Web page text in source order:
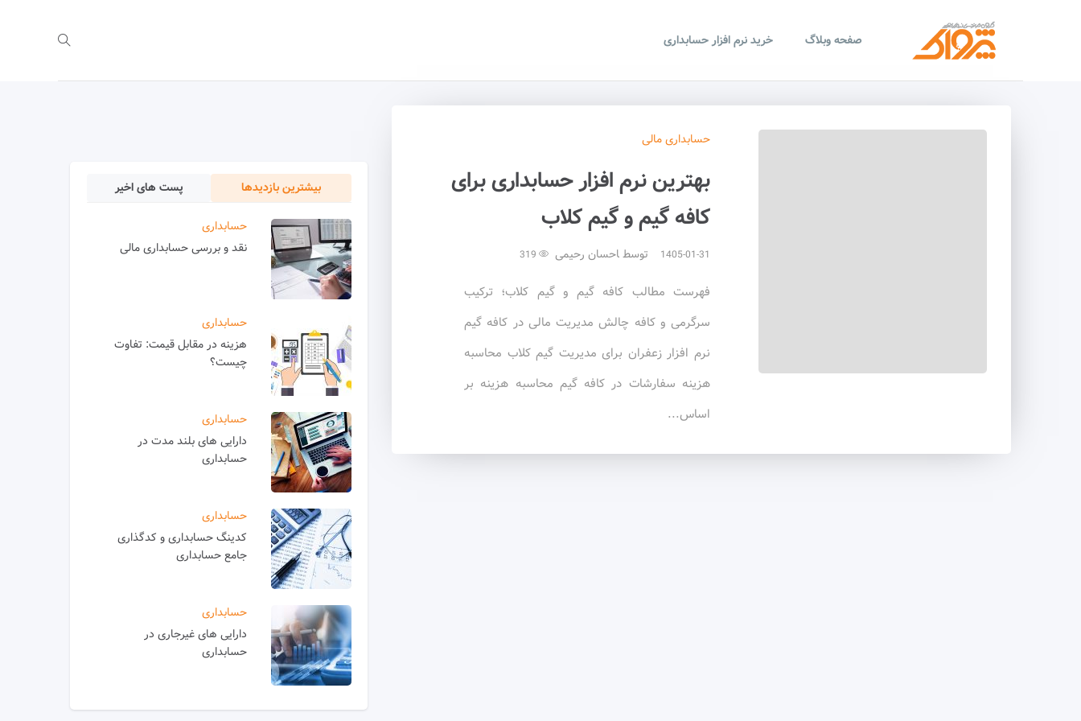
صفحه وبلاگ خرید نرم افزار حسابداری
حسابداریمالی
بهترین نرم افزار حسابداری برای
کافه گیم و گیم کلاب
1405-01-31 توسط احسان رحیمی
فهرست مطالب کافه گیم و گیم کلاب؛ ترکیب
سرگرمی و کافه چالش مدیریت مالی در کافه گیم
نرم افزار زعفران برای مدیریت گیم کلاب محاسبه
هزینه سفارشات در کافه گیم محاسبه هزینه بر
اساس...
بیشترین بازدیدها پست های اخیر
حسابداری
نقد و بررسی حسابداری مالی
حسابداری
هزینه در مقابل قیمت: تفاوت
چیست؟
حسابداری
دارایی های بلند مدت در
حسابداری
حسابداری
کدینگ حسابداری و کدگذاری
جامع حسابداری
حسابداری
دارایی های غیرجاری در
حسابداری